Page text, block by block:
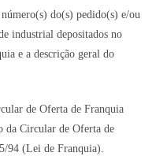
do(s) pedido(s) e/ou
industrial depositados no
e a descrição geral do
de Oferta de Franquia
da Circular de Oferta de
94 (Lei de Franquia).